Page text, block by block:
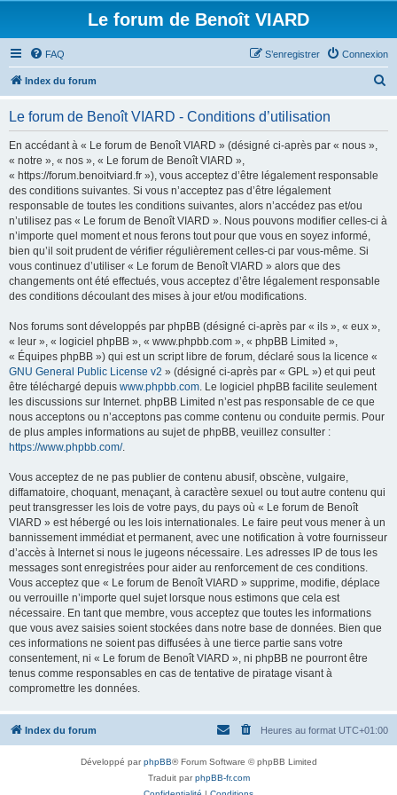
Le forum de Benoît VIARD
FAQ Connexion
S’enregistrer
Index du forum
Le forum de Benoît VIARD - Conditions d’utilisation
En accédant à « Le forum de Benoît VIARD » (désigné ci-après par « nous »,
« notre », « nos », « Le forum de Benoît VIARD »,
« https://forum.benoitviard.fr »), vous acceptez d’être légalement responsable
des conditions suivantes. Si vous n’acceptez pas d’être légalement
responsable de toutes les conditions suivantes, alors n’accédez pas et/ou
n’utilisez pas « Le forum de Benoît VIARD ». Nous pouvons modifier celles-ci à
n’importe quel moment et nous ferons tout pour que vous en soyez informé,
bien qu’il soit prudent de vérifier régulièrement celles-ci par vous-même. Si
vous continuez d’utiliser « Le forum de Benoît VIARD » alors que des
changements ont été effectués, vous acceptez d’être légalement responsable
des conditions découlant des mises à jour et/ou modifications.
Nos forums sont développés par phpBB (désigné ci-après par « ils », « eux »,
« leur », « logiciel phpBB », « www.phpbb.com », « phpBB Limited »,
« Équipes phpBB ») qui est un script libre de forum, déclaré sous la licence «
GNU General Public License v2 » (désigné ci-après par « GPL ») et qui peut
être téléchargé depuis www.phpbb.com. Le logiciel phpBB facilite seulement
les discussions sur Internet. phpBB Limited n’est pas responsable de ce que
nous acceptons ou n’acceptons pas comme contenu ou conduite permis. Pour
de plus amples informations au sujet de phpBB, veuillez consulter :
https://www.phpbb.com/.
Vous acceptez de ne pas publier de contenu abusif, obscène, vulgaire,
diffamatoire, choquant, menaçant, à caractère sexuel ou tout autre contenu qui
peut transgresser les lois de votre pays, du pays où « Le forum de Benoît
VIARD » est hébergé ou les lois internationales. Le faire peut vous mener à un
bannissement immédiat et permanent, avec une notification à votre fournisseur
d’accès à Internet si nous le jugeons nécessaire. Les adresses IP de tous les
messages sont enregistrées pour aider au renforcement de ces conditions.
Vous acceptez que « Le forum de Benoît VIARD » supprime, modifie, déplace
ou verrouille n’importe quel sujet lorsque nous estimons que cela est
nécessaire. En tant que membre, vous acceptez que toutes les informations
que vous avez saisies soient stockées dans notre base de données. Bien que
ces informations ne soient pas diffusées à une tierce partie sans votre
consentement, ni « Le forum de Benoît VIARD », ni phpBB ne pourront être
tenus comme responsables en cas de tentative de piratage visant à
compromettre les données.
Index du forum Heures au format UTC+01:00
Développé parphpBB® Forum Software © phpBB Limited
Traduit parphpBB-fr.com